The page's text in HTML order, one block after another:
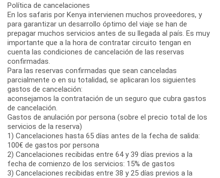
Política de cancelaciones
En los safaris por Kenya intervienen muchos proveedores, y
para garantizar un desarrollo óptimo del viaje se han de
prepagar muchos servicios antes de su llegada al país. Es muy
importante que a la hora de contratar circuito tengan en
cuenta las condiciones de cancelación de las reservas
confirmadas.
Para las reservas confirmadas que sean canceladas
parcialmente o en su totalidad, se aplicaran los siguientes
gastos de cancelación:
aconsejamos la contratación de un seguro que cubra gastos
de cancelación.
Gastos de anulación por persona (sobre el precio total de los
servicios de la reserva)
1) Cancelaciones hasta 65 días antes de la fecha de salida:
100€ de gastos por persona
2) Cancelaciones recibidas entre 64 y 39 días previos a la
fecha de comienzo de los servicios: 15% de gastos
3) Cancelaciones recibidas entre 38 y 25 días previos a la